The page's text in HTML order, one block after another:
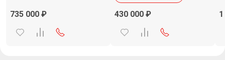
735 000 430 000